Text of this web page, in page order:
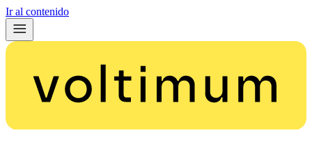
Ir al contenido